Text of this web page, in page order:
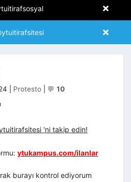
×
×
Kategoriler
Protesto 💬 10
'ni takip edin!
ytukampus.com/ilanlar
burayı kontrol ediyorum